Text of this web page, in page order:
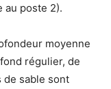
au poste 2).
moyenne
régulier, de
de sable sont